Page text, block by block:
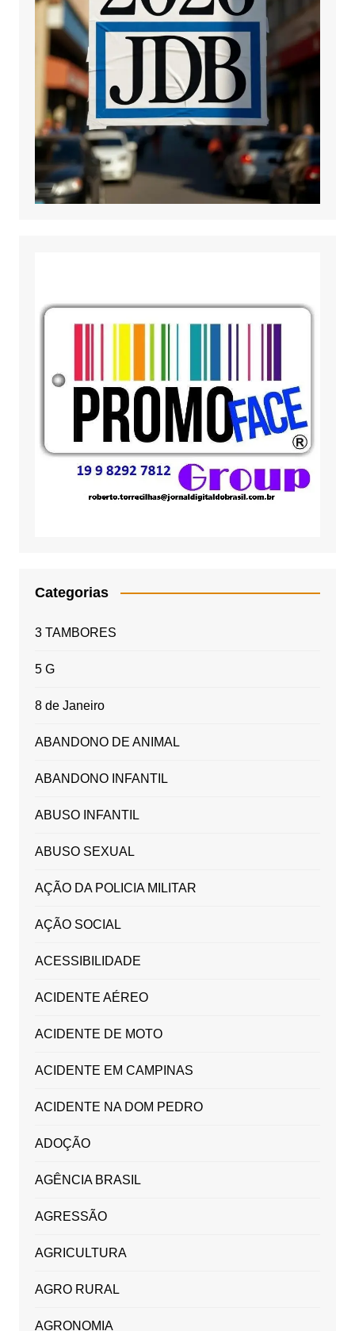
Categorias
3 TAMBORES
5 G
8 de Janeiro
ABANDONO DE ANIMAL
ABANDONO INFANTIL
ABUSO INFANTIL
ABUSO SEXUAL
AÇÃO DA POLICIA MILITAR
AÇÃO SOCIAL
ACESSIBILIDADE
ACIDENTE AÉREO
ACIDENTE DE MOTO
ACIDENTE EM CAMPINAS
ACIDENTE NA DOM PEDRO
ADOÇÃO
AGÊNCIA BRASIL
AGRESSÃO
AGRICULTURA
AGRO RURAL
AGRONOMIA